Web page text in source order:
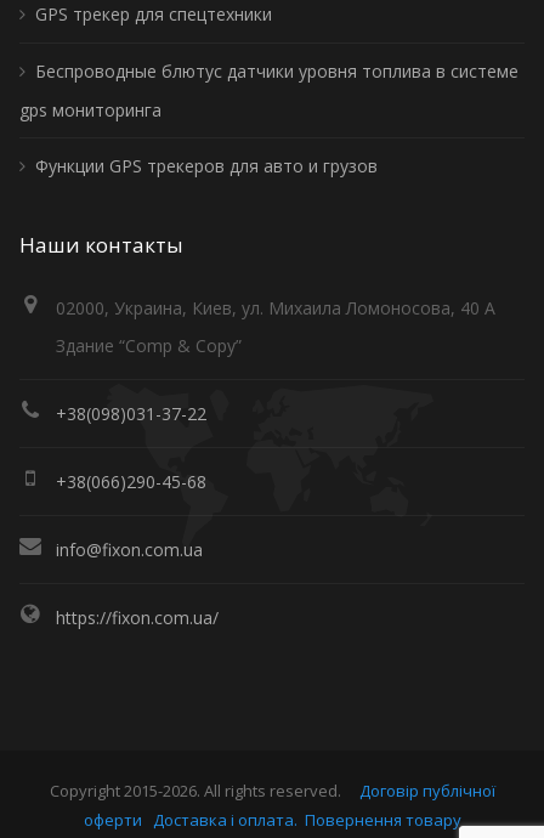
GPS трекер для спецтехники
Беспроводные блютус датчики уровня топлива в системе
gps мониторинга
Функции GPS трекеров для авто и грузов
Наши контакты
02000, Украина, Киев, ул. Михаила Ломоносова, 40 А
Здание “Comp & Copy”
+38(098)031-37-22
+38(066)290-45-68
info@fixon.com.ua
https://fixon.com.ua/
Copyright 2015-2026. All rights reserved. Договір публічної
оферти Доставка і оплата. Повернення товару